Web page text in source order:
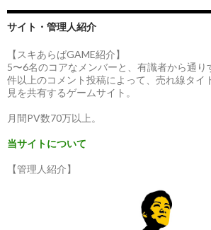
サイト・管理人紹介
【スキあらばGAME紹介】
5〜6名のコアなメンバーと、有識者から通
件以上のコメント投稿によって、売れ線タイ
見を共有するゲームサイト。
月間PV数70万以上。
当サイトについて
【管理人紹介】